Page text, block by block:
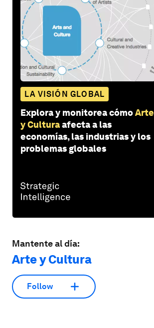
LA VISIÓN GLOBAL
Explora y monitorea cómoArte
y Culturaafecta a las
economías, las industrias y los
problemas globales
Mantente al día:
Arte y Cultura
Follow